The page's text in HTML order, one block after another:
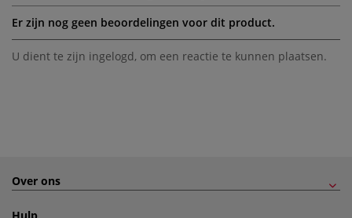
Er zijn nog geen beoordelingen voor dit product.
U dient te zijn ingelogd, om een reactie te kunnen plaatsen.
Over ons